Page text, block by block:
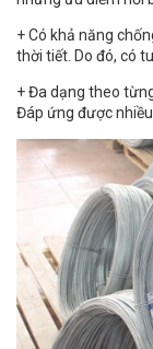
+ Có khả năng
thời tiết. Do đó, có
+ Đa dạng theo
Đáp ứng được